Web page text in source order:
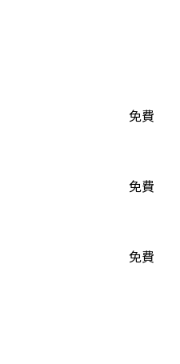
免費
免費
免費